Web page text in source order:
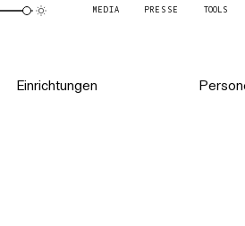
MEDIA PRESSE TOOLS
Einrichtungen